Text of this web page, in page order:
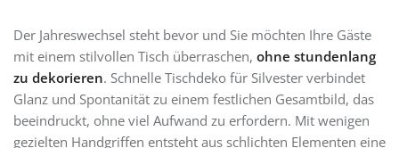
Der Jahreswechsel steht bevor und Sie möchten Ihre Gäste
mit einem stilvollen Tisch überraschen, ohne stundenlang
zu dekorieren. Schnelle Tischdeko für Silvester verbindet
Glanz und Spontanität zu einem festlichen Gesamtbild, das
beeindruckt, ohne viel Aufwand zu erfordern. Mit wenigen
gezielten Handgriffen entsteht aus schlichten Elementen eine